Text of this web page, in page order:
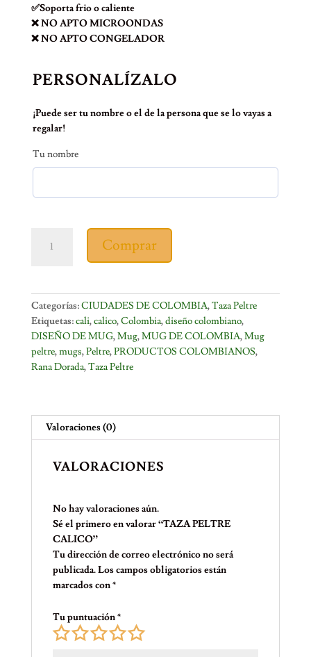
✅Soporta frio o caliente
❌ NO APTO MICROONDAS
❌ NO APTO CONGELADOR
PERSONALÍZALO
¡Puede ser tu nombre o el de la persona que se lo vayas a
regalar!
Tu nombre
PELTRE
Comprar
Categorías:CIUDADES DE COLOMBIA,Taza Peltre
Etiquetas:cali,calico,Colombia,diseño colombiano,
DISEÑO DE MUG,Mug,MUG DE COLOMBIA,Mug
peltre,mugs,Peltre,PRODUCTOS COLOMBIANOS,
Rana Dorada,Taza Peltre
Valoraciones (0)
VALORACIONES
No hay valoraciones aún.
Sé el primero en valorar “TAZA PELTRE
CALICO”
Tu dirección de correo electrónico no será
publicada.Los campos obligatorios están
marcados con*
Tu puntuación*